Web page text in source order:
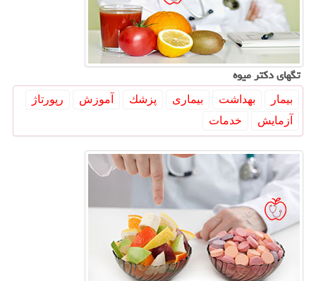
تگهای دكتر میوه
بیمار بهداشت بیماری پزشك آموزش
رپورتاژ
آزمایش
خدمات